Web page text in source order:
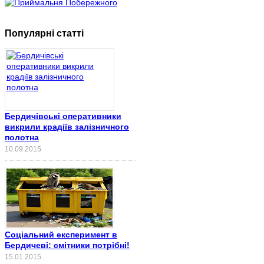
Популярні статті
Бердичівські оперативники
викрили крадіїв залізничного
полотна
10.09.2015
Соціальний експеримент в
Бердичеві: смітники потрібні!
15.01.2015